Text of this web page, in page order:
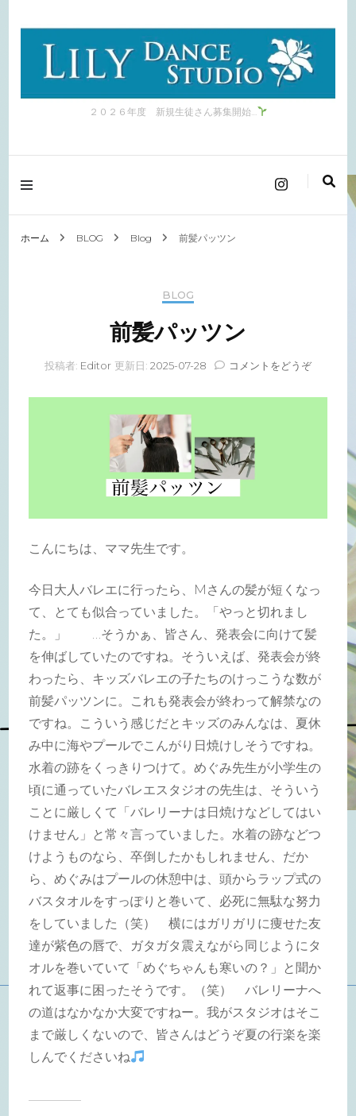
２０２６年度 新規生徒さん募集開始…
ホーム BLOG Blog 前髪パッツン
BLOG
前髪パッツン
投稿者: Editor 更新日: 2025-07-28 コメントをどうぞ(前
パ
こんにちは、ママ先生です。
今日大人バレエに行ったら、Mさんの髪が短くなっ
て、とても似合っていました。「やっと切れまし
た。」 …そうかぁ、皆さん、発表会に向けて髪
を伸ばしていたのですね。そういえば、発表会が終
わったら、キッズバレエの子たちのけっこうな数が
前髪パッツンに。これも発表会が終わって解禁なの
ですね。こういう感じだとキッズのみんなは、夏休
み中に海やプールでこんがり日焼けしそうですね。
水着の跡をくっきりつけて。めぐみ先生が小学生の
頃に通っていたバレエスタジオの先生は、そういう
ことに厳しくて「バレリーナは日焼けなどしてはい
けません」と常々言っていました。水着の跡などつ
けようものなら、卒倒したかもしれません、だか
ら、めぐみはプールの休憩中は、頭からラップ式の
バスタオルをすっぽりと巻いて、必死に無駄な努力
をしていました（笑） 横にはガリガリに痩せた友
達が紫色の唇で、ガタガタ震えながら同じようにタ
オルを巻いていて「めぐちゃんも寒いの？」と聞か
れて返事に困ったそうです。（笑） バレリーナへ
の道はなかなか大変ですねー。我がスタジオはそこ
まで厳しくないので、皆さんはどうぞ夏の行楽を楽
しんでくださいね